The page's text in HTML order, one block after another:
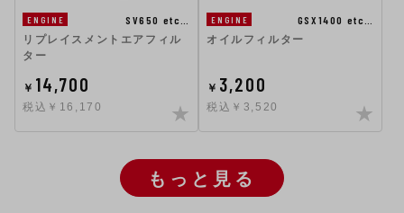
ENGINE
SV650 etc…
リプレイスメントエアフィル
ター
￥ 14,700
税込￥16,170
ENGINE
GSX1400 etc…
オイルフィルター
￥ 3,200
税込￥3,520
もっと見る